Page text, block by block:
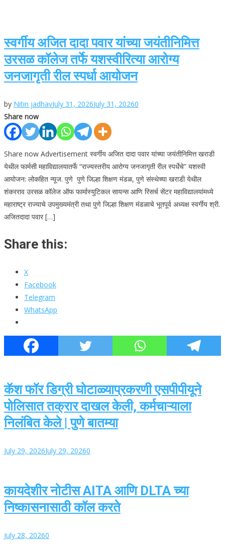
स्वर्गीय अजित दादा पवार यांच्या जयंतीनिमित्त
उरसळ कॉलेज तर्फे यशस्वीरित्या आरोग्य
जनजागृती रील स्पर्धा आयोजन
by Nitin jadhavJuly 31, 2026July 31, 20260
Share now
Share now Advertisement स्वर्गीय अजित दादा पवार यांच्या जयंतीनिमित्त खराडी
येथील फार्मसी महाविद्यालयातर्फे “राज्यस्तरीय आरोग्य जनजागृती रील स्पर्धेचे” यशस्वी
आयोजन: लोकहित न्यूज. पुणे पुणे जिल्हा शिक्षण मंडळ, पुणे संस्थेच्या खराडी येथील
शंकरराव उरसळ कॉलेज ऑफ फार्मास्युटिकल सायन्स आणि रिसर्च सेंटर महाविद्यालयांमध्ये
महाराष्ट्र राज्याचे उपमुख्यमंत्री तथा पुणे जिल्हा शिक्षण मंडळाचे भूतपूर्व अध्यक्ष स्वर्गीय श्री.
अजितदादा पवार […]
Share this:
X
Facebook
Telegram
WhatsApp
कॅश फॉर डिग्री घोटाळ्याप्रकरणी एसपीपीयूने
पोलिसात तक्रार दाखल केली, कर्मचाऱ्याला
निलंबित केले | पुणे बातम्या
July 29, 2026July 29, 20260
कायदेशीर नोटीस AITA आणि DLTA च्या
निष्कासनासाठी कॉल करते
July 28, 20260